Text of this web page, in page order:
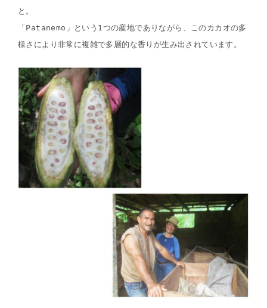
と。
「Patanemo」という1つの産地でありながら、このカカオの多
様さにより非常に複雑で多層的な香りが生み出されています。